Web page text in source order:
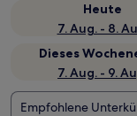
Heute
7. Aug. - 8.
Dieses
7. Aug. - 9.
Empfohlene